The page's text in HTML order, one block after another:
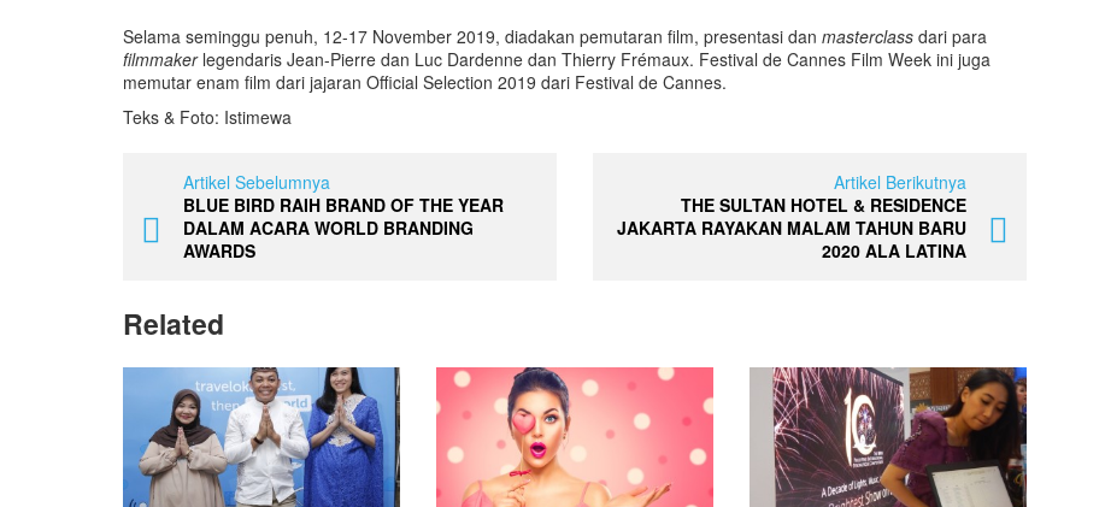
Selama seminggu penuh, 12-17 November 2019, diadakan pemutaran film, presentasi dan masterclass dari para
filmmaker legendaris Jean-Pierre dan Luc Dardenne dan Thierry Frémaux. Festival de Cannes Film Week ini juga
memutar enam film dari jajaran Official Selection 2019 dari Festival de Cannes.
Teks & Foto: Istimewa
Artikel Sebelumnya
BLUE BIRD RAIH BRAND OF THE YEAR
DALAM ACARA WORLD BRANDING
AWARDS
Artikel Berikutnya
THE SULTAN HOTEL & RESIDENCE
JAKARTA RAYAKAN MALAM TAHUN BARU
2020 ALA LATINA
Related